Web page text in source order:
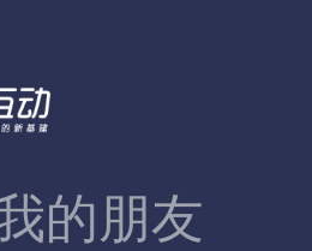
的朋友